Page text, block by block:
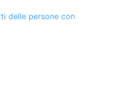
delle persone con